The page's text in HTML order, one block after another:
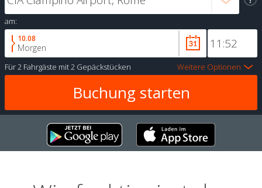
am:
10.08
Morgen
Für2 Fahrgäste mit2 Gepäckstücken Weitere Optionen